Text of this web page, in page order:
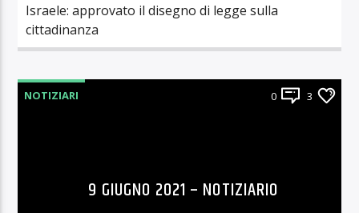
Israele: approvato il disegno di legge sulla
cittadinanza
NOTIZIARI 0 3
9 GIUGNO 2021 – NOTIZIARIO